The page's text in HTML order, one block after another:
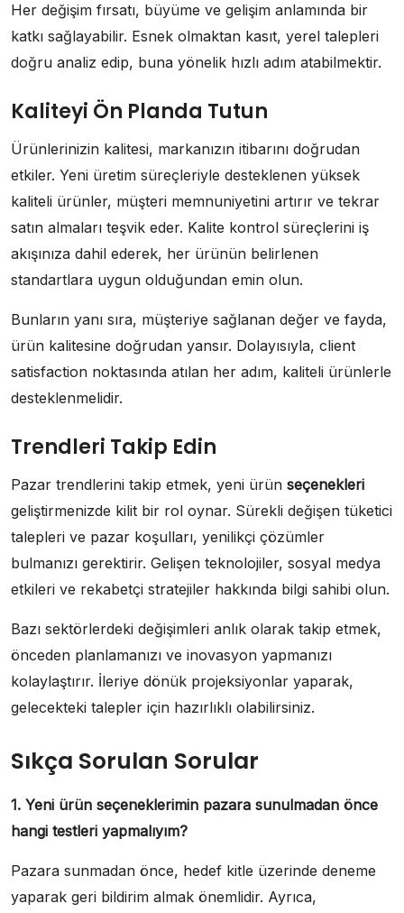
Her değişim fırsatı, büyüme ve gelişim anlamında bir
katkı sağlayabilir. Esnek olmaktan kasıt, yerel talepleri
doğru analiz edip, buna yönelik hızlı adım atabilmektir.
Kaliteyi Ön Planda Tutun
Ürünlerinizin kalitesi, markanızın itibarını doğrudan
etkiler. Yeni üretim süreçleriyle desteklenen yüksek
kaliteli ürünler, müşteri memnuniyetini artırır ve tekrar
satın almaları teşvik eder. Kalite kontrol süreçlerini iş
akışınıza dahil ederek, her ürünün belirlenen
standartlara uygun olduğundan emin olun.
Bunların yanı sıra, müşteriye sağlanan değer ve fayda,
ürün kalitesine doğrudan yansır. Dolayısıyla, client
satisfaction noktasında atılan her adım, kaliteli ürünlerle
desteklenmelidir.
Trendleri Takip Edin
Pazar trendlerini takip etmek, yeni ürün seçenekleri
geliştirmenizde kilit bir rol oynar. Sürekli değişen tüketici
talepleri ve pazar koşulları, yenilikçi çözümler
bulmanızı gerektirir. Gelişen teknolojiler, sosyal medya
etkileri ve rekabetçi stratejiler hakkında bilgi sahibi olun.
Bazı sektörlerdeki değişimleri anlık olarak takip etmek,
önceden planlamanızı ve inovasyon yapmanızı
kolaylaştırır. İleriye dönük projeksiyonlar yaparak,
gelecekteki talepler için hazırlıklı olabilirsiniz.
Sıkça Sorulan Sorular
1. Yeni ürün seçeneklerimin pazara sunulmadan önce
hangi testleri yapmalıyım?
Pazara sunmadan önce, hedef kitle üzerinde deneme
yaparak geri bildirim almak önemlidir. Ayrıca,